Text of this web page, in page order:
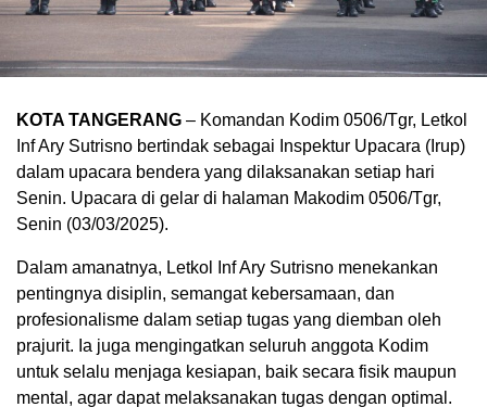
KOTA TANGERANG – Komandan Kodim 0506/Tgr, Letkol
Inf Ary Sutrisno bertindak sebagai Inspektur Upacara (Irup)
dalam upacara bendera yang dilaksanakan setiap hari
Senin. Upacara di gelar di halaman Makodim 0506/Tgr,
Senin (03/03/2025).
Dalam amanatnya, Letkol Inf Ary Sutrisno menekankan
pentingnya disiplin, semangat kebersamaan, dan
profesionalisme dalam setiap tugas yang diemban oleh
prajurit. Ia juga mengingatkan seluruh anggota Kodim
untuk selalu menjaga kesiapan, baik secara fisik maupun
mental, agar dapat melaksanakan tugas dengan optimal.